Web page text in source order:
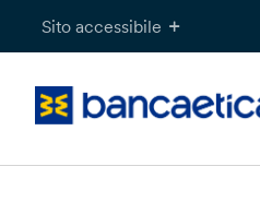
Sito accessibile